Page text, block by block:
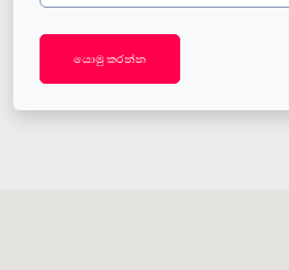
යොමු කරන්න